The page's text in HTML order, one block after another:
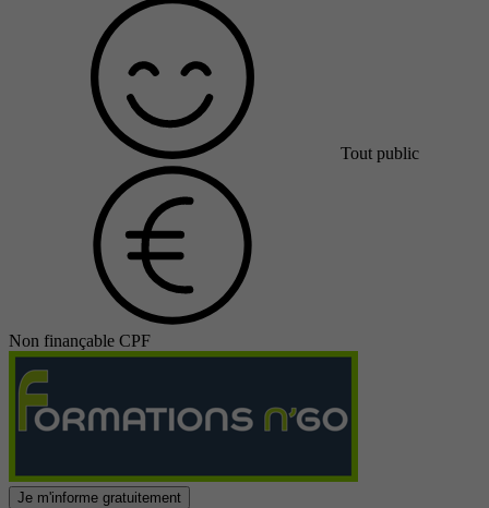
Tout public
Non finançable CPF
Je m'informe gratuitement